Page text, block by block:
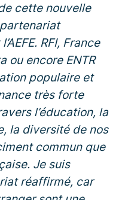
cette nouvelle
RFI, France
ou encore ENTR
populaire et
très forte
l’éducation, la
la diversité de nos
commun que
Je suis
réaffirmé, car